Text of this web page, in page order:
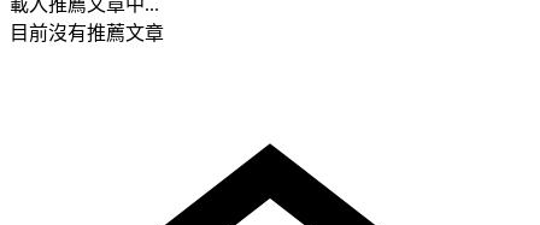
目前沒有推薦文章